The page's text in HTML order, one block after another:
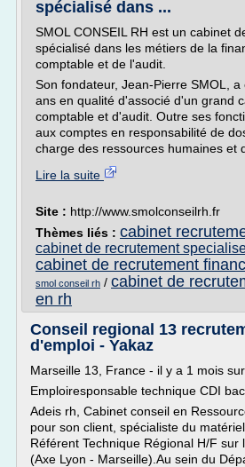
spécialisé dans ...
SMOL CONSEIL RH est un cabinet
spécialisé dans les métiers de la
comptable et de l'audit.
Son fondateur, Jean-Pierre SMOL,
ans en qualité d'associé d'un grand
comptable et d'audit. Outre ses
aux comptes en responsabilité de
charge des ressources humaines et
Lire la suite
Site : http://www.smolconseilrh.fr
Thèmes liés : cabinet
cabinet de recrutement
cabinet de recrutement
smol conseil rh / cabinet de
en rh
Conseil regional 13
d'emploi - Yakaz
Marseille 13, France - il y a 1 mois
Emploiresponsable technique CDI bac
Adeis rh, Cabinet conseil en
pour son client, spécialiste du
Référent Technique Régional H/F sur
(Axe Lyon - Marseille).Au sein du